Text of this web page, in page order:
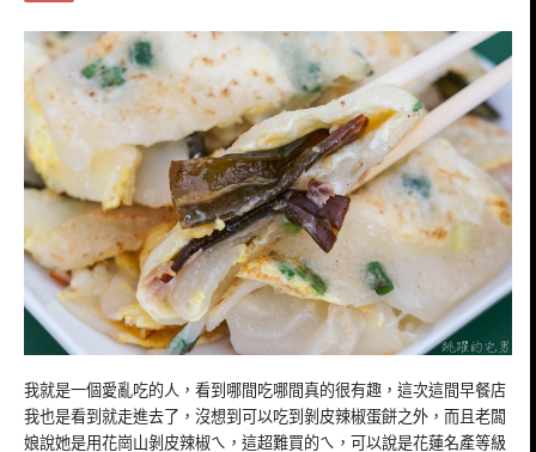
我就是一個愛亂吃的人，看到哪間吃哪間真的很有趣，這次這間早餐店
我也是看到就走進去了，沒想到可以吃到剝皮辣椒蛋餅之外，而且老闆
娘說她是用花崗山剝皮辣椒ㄟ，這超難買的ㄟ，可以說是花蓮名產等級